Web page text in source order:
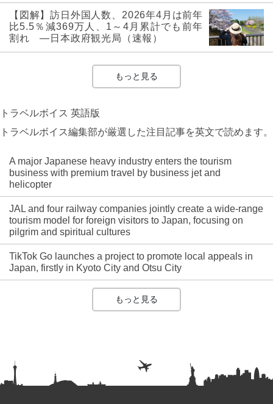
【図解】訪日外国人数、2026年4月は前年
比5.5％減369万人、1～4月累計でも前年
割れ ―日本政府観光局（速報）
もっと見る
トラベルボイス 英語版
トラベルボイス編集部が厳選した注目記事を英文で読めます。
A major Japanese heavy industry enters the tourism
business with premium travel by business jet and
helicopter
JAL and four railway companies jointly create a wide-range
tourism model for foreign visitors to Japan, focusing on
pilgrim and spiritual cultures
TikTok Go launches a project to promote local appeals in
Japan, firstly in Kyoto City and Otsu City
もっと見る